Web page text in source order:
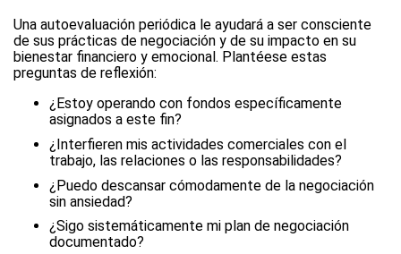
Una autoevaluación periódica le ayudará a ser consciente
de sus prácticas de negociación y de su impacto en su
bienestar financiero y emocional. Plantéese estas
preguntas de reflexión:
¿Estoy operando con fondos específicamente
asignados a este fin?
¿Interfieren mis actividades comerciales con el
trabajo, las relaciones o las responsabilidades?
¿Puedo descansar cómodamente de la negociación
sin ansiedad?
¿Sigo sistemáticamente mi plan de negociación
documentado?